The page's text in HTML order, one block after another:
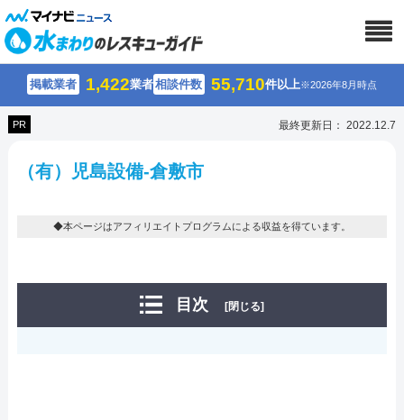
掲載業者 1,422業者相談件数 55,710件以上※2026年8月時点
PR 最終更新日： 2022.12.7
（有）児島設備-倉敷市
◆本ページはアフィリエイトプログラムによる収益を得ています。
目次 [閉じる]